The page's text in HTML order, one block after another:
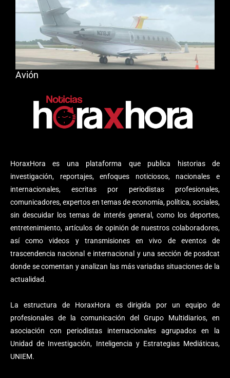
HoraxHora es una plataforma que publica historias de
investigación, reportajes, enfoques noticiosos, nacionales e
internacionales, escritas por periodistas profesionales,
comunicadores, expertos en temas de economía, política, sociales,
sin descuidar los temas de interés general, como los deportes,
entretenimiento, artículos de opinión de nuestros colaboradores,
así como videos y transmisiones en vivo de eventos de
trascendencia nacional e internacional y una sección de posdcat
donde se comentan y analizan las más variadas situaciones de la
actualidad.
La estructura de HoraxHora es dirigida por un equipo de
profesionales de la comunicación del Grupo Multidiarios, en
asociación con periodistas internacionales agrupados en la
Unidad de Investigación, Inteligencia y Estrategias Mediáticas,
UNIEM.
Avión